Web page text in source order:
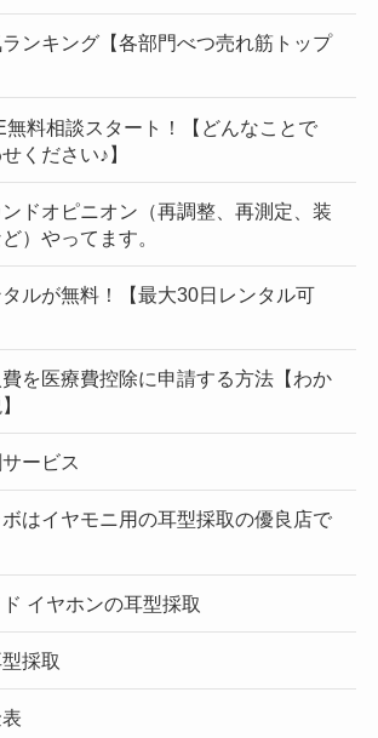
ンキング【各部門べつ売れ筋トップ
無料相談スタート！【どんなことで
ください♪】
ドオピニオン（再調整、再測定、装
）やってます。
ルが無料！【最大30日レンタル可
を医療費控除に申請する方法【わか
ービス
はイヤモニ用の耳型採取の優良店で
イヤホンの耳型採取
採取